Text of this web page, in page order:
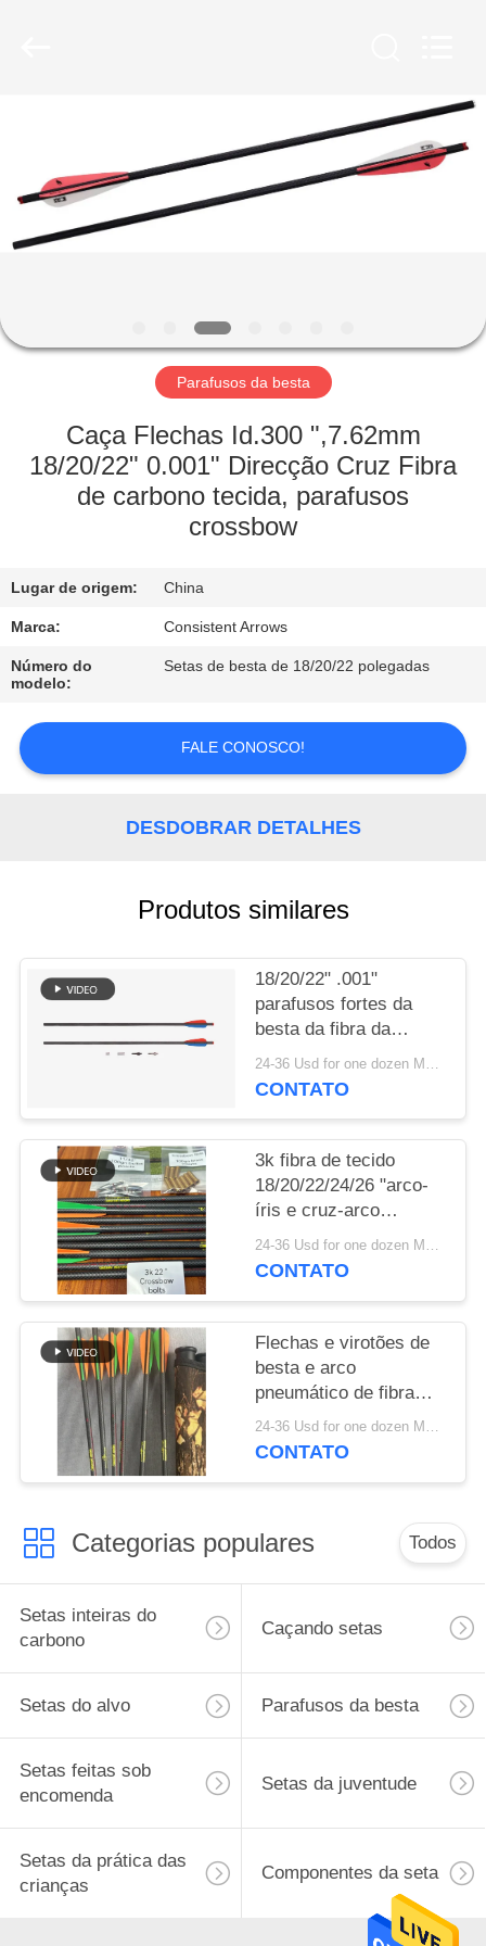
PRODUTOS
SOBRE
EXCURSÃO
FÁBRICA
CONTROLE
CONTACTE-
NOS
PEÇA
UMAS
SITE
POLÍTICA
Parafusos da besta
Caça Flechas Id.300 ",7.62mm
18/20/22" 0.001" Direcção Cruz Fibra
de carbono tecida, parafusos
crossbow
Lugar de origem: China
Marca: Consistent Arrows
Número do
modelo:
Setas de besta de 18/20/22 polegadas
FALE CONOSCO!
DESDOBRAR DETALHES
Produtos similares
18/20/22" .001"
parafusos fortes da
besta da fibra da
retidão 3k CrossWoven
24-36 Usd for one dozen MOQ:2 dúzias
CONTATO
3k fibra de tecido
18/20/22/24/26 "arco-
íris e cruz-arco
direita.003-.001" setas
e parafusos
24-36 Usd for one dozen MOQ:2 dúzias
CONTATO
Flechas e virotões de
besta e arco
pneumático de fibra
trançada 3k
18/20/22/24/26" com
24-36 Usd for one dozen MOQ:2 dúzias
CONTATO
Categorias populares Todos
Setas inteiras do
carbono
Caçando setas
Setas do alvo Parafusos da besta
Setas feitas sob
encomenda
Setas da juventude
Setas da prática das
crianças
Componentes da seta